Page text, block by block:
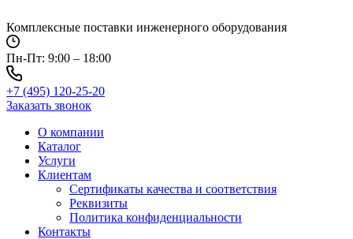
к
содержимому
Комплексные поставки инженерного оборудования
Пн-Пт: 9:00 – 18:00
+7 (495) 120-25-20
Заказать звонок
О компании
Каталог
Услуги
Клиентам
Сертификаты качества и соответствия
Реквизиты
Политика конфиден­циальности
Контакты